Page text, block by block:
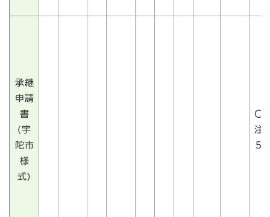
承継
申請
書
(宇
陀市
様
式)
〇
注
5